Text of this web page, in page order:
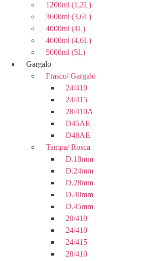
1200ml (1,2L)
3600ml (3,6L)
4000ml (4L)
4600ml (4,6L)
5000ml (5L)
Gargalo
Frasco/ Gargalo
24/410
24/415
28/410A
D45AE
D48AE
Tampa/ Rosca
D.18mm
D.24mm
D.28mm
D.40mm
D.45mm
20/410
24/410
24/415
28/410